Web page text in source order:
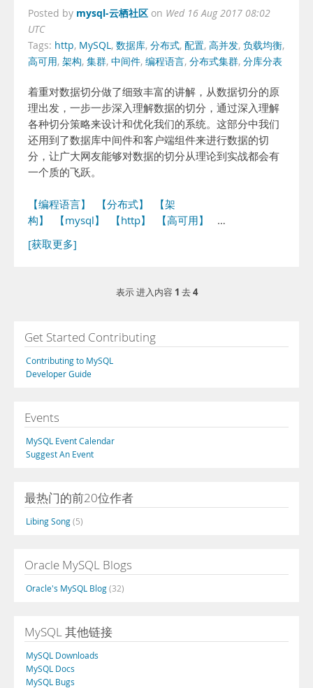
Posted by mysql-云栖社区 on Wed 16 Aug 2017 08:02
UTC
Tags: http, MySQL, 数据库, 分布式, 配置, 高并发, 负载均衡,
高可用, 架构, 集群, 中间件, 编程语言, 分布式集群, 分库分表
着重对数据切分做了细致丰富的讲解，从数据切分的原
理出发，一步一步深入理解数据的切分，通过深入理解
各种切分策略来设计和优化我们的系统。这部分中我们
还用到了数据库中间件和客户端组件来进行数据的切
分，让广大网友能够对数据的切分从理论到实战都会有
一个质的飞跃。
【编程语言】 【分布式】
【架
构】
【mysql】 【http】 【高可用】
…
[获取更多]
表示 进入内容 1 去4
Get Started Contributing
Contributing to MySQL
Developer Guide
Events
MySQL Event Calendar
Suggest An Event
最热门的前20位作者
Libing Song(5)
Oracle MySQL Blogs
Oracle's MySQL Blog(32)
MySQL 其他链接
MySQL Downloads
MySQL Docs
MySQL Bugs